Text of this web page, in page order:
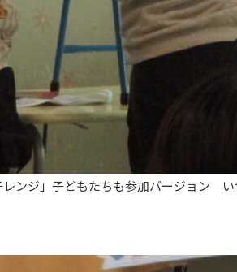
ンジ」子どもたちも参加バージョン